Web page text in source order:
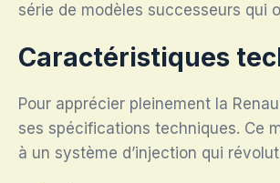
série de modèles successeurs qui
Caractéristiques
Pour apprécier pleinement la
ses spécifications techniques. Ce
à un système d’injection qui